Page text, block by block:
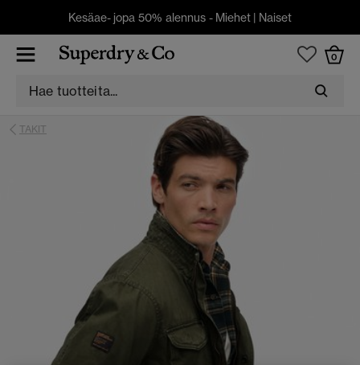
Kesäae- jopa 50% alennus - Miehet | Naiset
0
TAKIT